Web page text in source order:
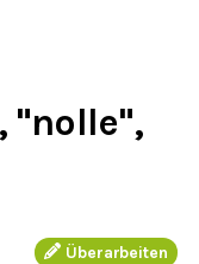
"nolle",
Überarbeiten